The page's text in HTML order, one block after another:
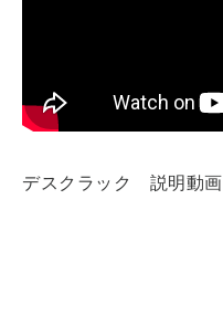
デスクラック 説明動画